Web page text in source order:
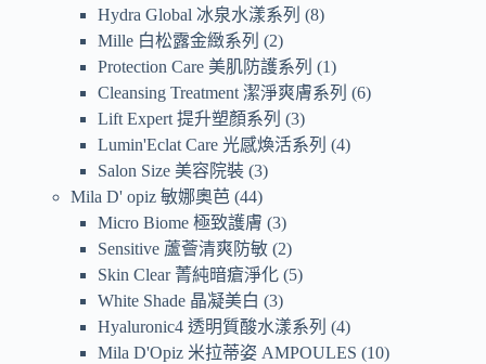
Hydra Global 冰泉水漾系列
8
Mille 白松露金緻系列
2
Protection Care 美肌防護系列
1
Cleansing Treatment 潔淨爽膚系列
6
Lift Expert 提升塑顏系列
3
Lumin'Eclat Care 光感煥活系列
4
Salon Size 美容院裝 3
Mila D' opiz 敏娜奧芭 44
Micro Biome 極致護膚 3
Sensitive 蘆薈清爽防敏 2
Skin Clear 菁純暗瘡淨化 5
White Shade 晶凝美白
3
Hyaluronic4 透明質酸水漾系列
4
Mila D'Opiz 米拉蒂姿 AMPOULES
10